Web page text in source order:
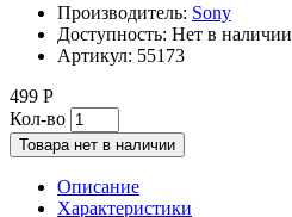
Производитель: Sony
Доступность: Нет в наличии
Артикул: 55173
499 Р
Кол-во
Товара нет в наличии
Описание
Характеристики